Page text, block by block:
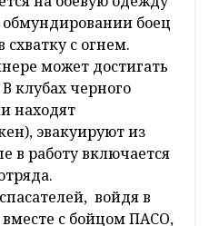
боец
схватку с огнем.
может достигать
клубах черного
находят
эвакуируют из
в работу включается
войдя в
с бойцом ПАСО,